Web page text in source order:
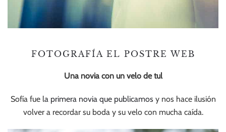
FOTOGRAFÍA EL POSTRE WEB
Una novia con un velo de tul
Sofía fue la primera novia que publicamos y nos hace ilusión
volver a recordar su boda y su velo con mucha caída.